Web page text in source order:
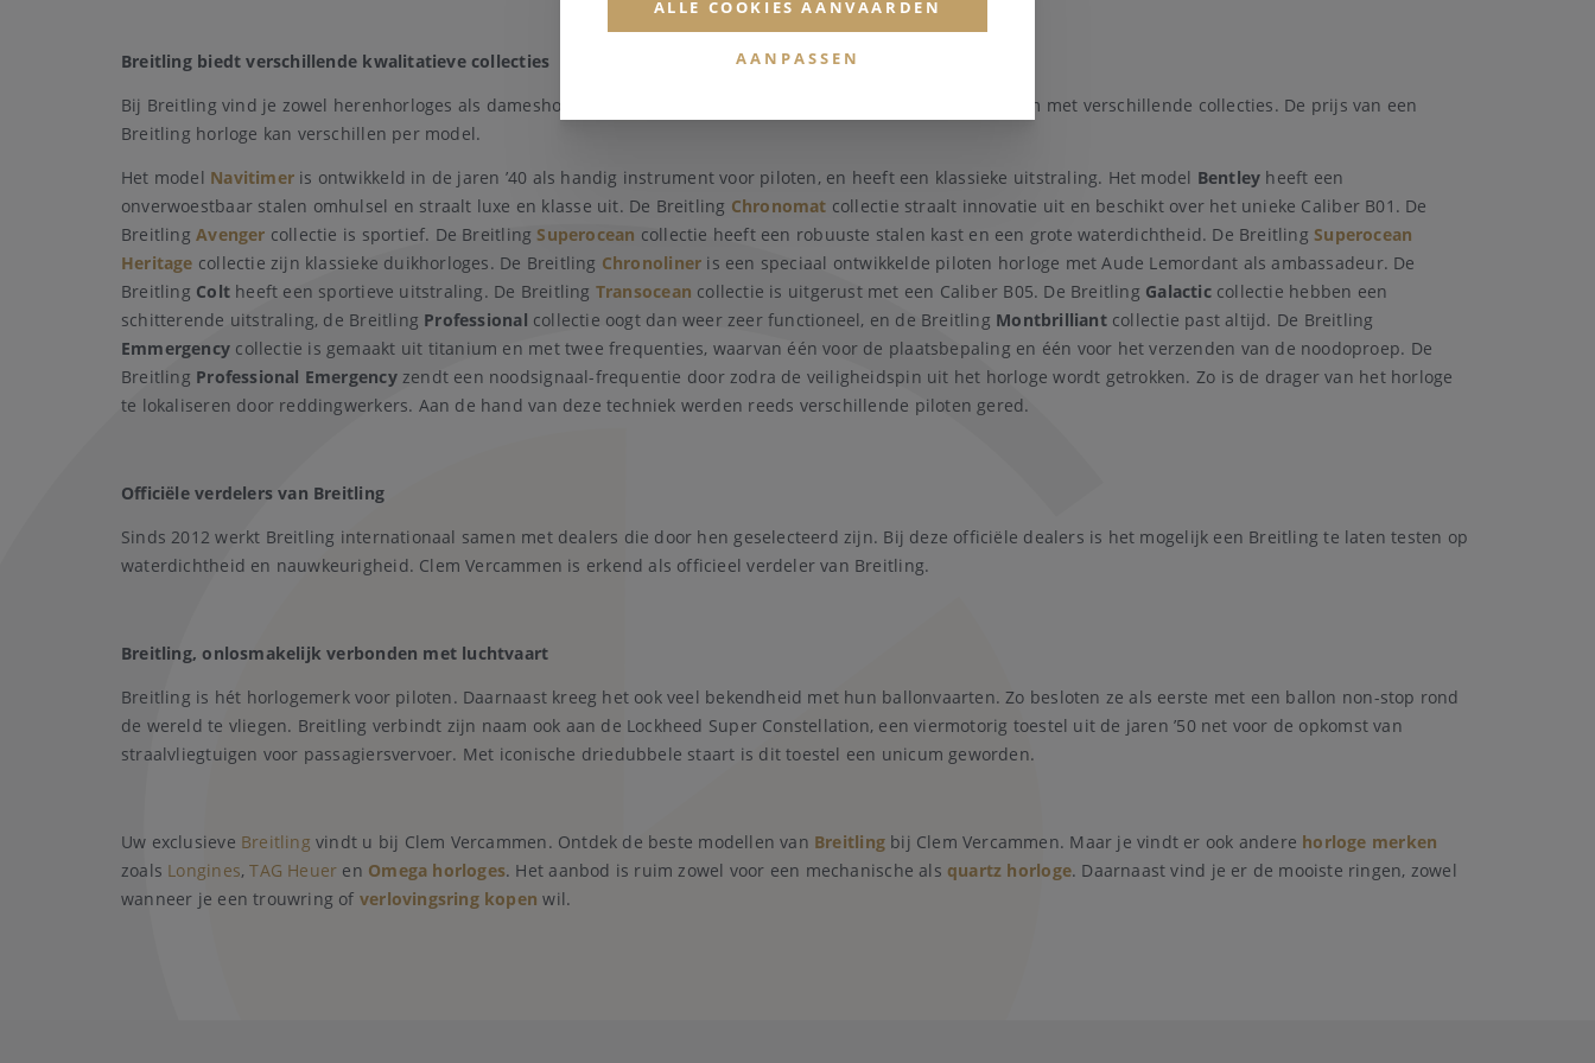
Breitling biedt verschillende kwalitatieve collecties
Bij Breitling vind je zowel herenhorloges als dameshorloges. Het assortiment aan Breitling horloges is zeer ruim met verschillende collecties. De prijs van een
Breitling horloge kan verschillen per model.
Het model Navitimer is ontwikkeld in de jaren ’40 als handig instrument voor piloten, en heeft een klassieke uitstraling. Het model Bentley heeft een
onverwoestbaar stalen omhulsel en straalt luxe en klasse uit. De Breitling Chronomat collectie straalt innovatie uit en beschikt over het unieke Caliber B01. De
BreitlingAvenger collectie is sportief. De BreitlingSuperocean collectie heeft een robuuste stalen kast en een grote waterdichtheid. De BreitlingSuperocean
Heritage collectie zijn klassieke duikhorloges. De Breitling Chronoliner is een speciaal ontwikkelde piloten horloge met Aude Lemordant als ambassadeur. De
Breitling Coltheeft een sportieve uitstraling. De Breitling Transocean collectie is uitgerust met een Caliber B05. De Breitling Galacticcollectie hebben een
schitterende uitstraling, de Breitling Professional collectie oogt dan weer zeer functioneel, en de Breitling Montbrilliantcollectie past altijd. De Breitling
Emmergency collectie is gemaakt uit titanium en met twee frequenties, waarvan één voor de plaatsbepaling en één voor het verzenden van de noodoproep. De
Breitling Professional Emergencyzendt een noodsignaal-frequentie door zodra de veiligheidspin uit het horloge wordt getrokken. Zo is de drager van het horloge
te lokaliseren door reddingwerkers. Aan de hand van deze techniek werden reeds verschillende piloten gered.
Officiële verdelers van Breitling
Sinds 2012 werkt Breitling internationaal samen met dealers die door hen geselecteerd zijn. Bij deze officiële dealers is het mogelijk een Breitling te laten testen op
waterdichtheid en nauwkeurigheid. Clem Vercammen is erkend als officieel verdeler van Breitling.
Breitling, onlosmakelijk verbonden met luchtvaart
Breitling is hét horlogemerk voor piloten. Daarnaast kreeg het ook veel bekendheid met hun ballonvaarten. Zo besloten ze als eerste met een ballon non-stop rond
de wereld te vliegen. Breitling verbindt zijn naam ook aan de Lockheed Super Constellation, een viermotorig toestel uit de jaren ’50 net voor de opkomst van
straalvliegtuigen voor passagiersvervoer. Met iconische driedubbele staart is dit toestel een unicum geworden.
Uw exclusieve Breitling vindt u bij Clem Vercammen. Ontdek de beste modellen van Breitlingbij Clem Vercammen. Maar je vindt er ook andere horloge merken
zoals Longines,TAG Heuer en Omega horloges. Het aanbod is ruim zowel voor een mechanische als quartz horloge. Daarnaast vind je er de mooiste ringen, zowel
wanneer je een trouwring of verlovingsring kopen wil.
ALLE COOKIES AANVAARDEN
AANPASSEN